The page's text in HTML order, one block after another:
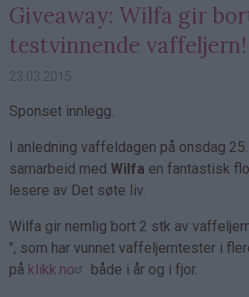
Giveaway: Wilfa gir
testvinnende vaffeljern!
23.03.2015
Sponset innlegg.
I anledning vaffeldagen på onsdag
samarbeid med Wilfa en fantastisk
lesere av Det søte liv.
Wilfa gir nemlig bort 2 stk av
", som har vunnet vaffeljerntester i
på klikk.no både i år og i fjor.